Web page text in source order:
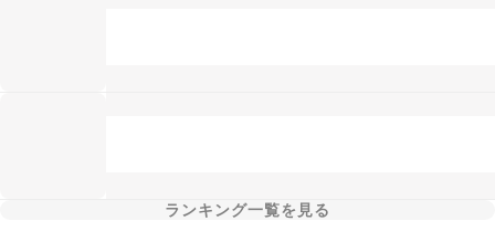
ランキング一覧を見る